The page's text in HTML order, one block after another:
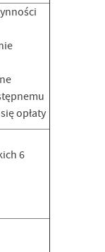
opłaty
6